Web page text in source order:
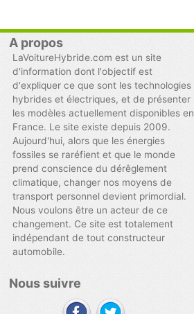
A propos
LaVoitureHybride.com est un site
d'information dont l'objectif est
d'expliquer ce que sont les technologies
hybrides et électriques, et de présenter
les modèles actuellement disponibles en
France. Le site existe depuis 2009.
Aujourd'hui, alors que les énergies
fossiles se raréfient et que le monde
prend conscience du dérêglement
climatique, changer nos moyens de
transport personnel devient primordial.
Nous voulons être un acteur de ce
changement. Ce site est totalement
indépendant de tout constructeur
automobile.
Nous suivre